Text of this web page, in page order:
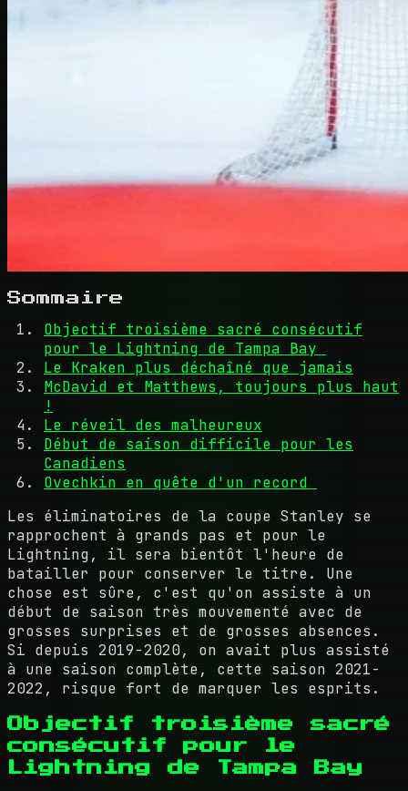
Sommaire
Objectif troisième sacré consécutif
pour le Lightning de Tampa Bay
Le Kraken plus déchaîné que jamais
McDavid et Matthews, toujours plus haut
!
Le réveil des malheureux
Début de saison difficile pour les
Canadiens
Ovechkin en quête d'un record
Les éliminatoires de la coupe Stanley se
rapprochent à grands pas et pour le
Lightning, il sera bientôt l'heure de
batailler pour conserver le titre. Une
chose est sûre, c'est qu'on assiste à un
début de saison très mouvementé avec de
grosses surprises et de grosses absences.
Si depuis 2019-2020, on avait plus assisté
à une saison complète, cette saison 2021-
2022, risque fort de marquer les esprits.
Objectif troisième sacré
consécutif pour le
Lightning de Tampa Bay